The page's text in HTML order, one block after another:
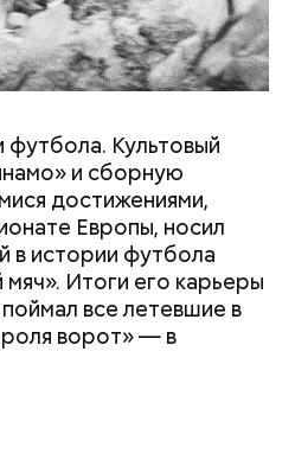
Культовый
и сборную
достижениями,
Европы, носил
в истории футбола
Итоги его карьеры
все летевшие в
ворот» — в